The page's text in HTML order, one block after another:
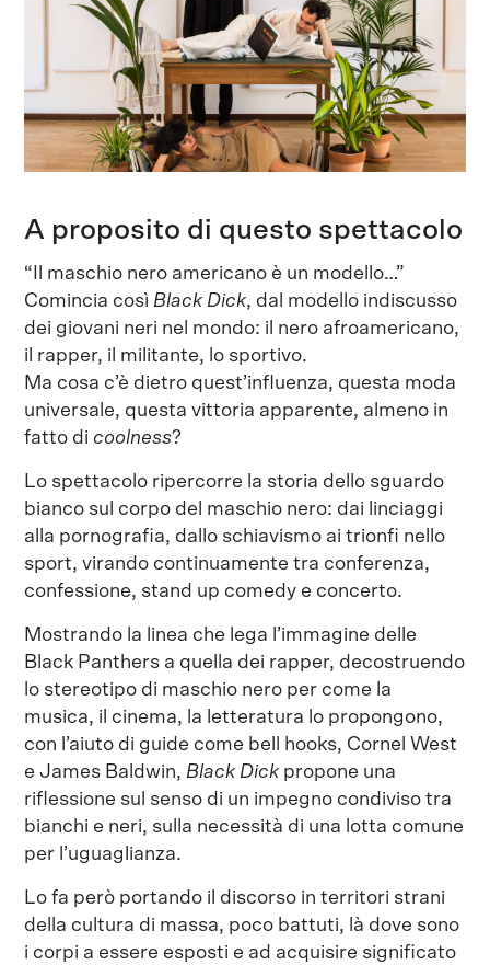
A proposito di questo spettacolo
“Il maschio nero americano è un modello…”
Comincia così Black Dick, dal modello indiscusso
dei giovani neri nel mondo: il nero afroamericano,
il rapper, il militante, lo sportivo.
Ma cosa c’è dietro quest’influenza, questa moda
universale, questa vittoria apparente, almeno in
fatto dicoolness?
Lo spettacolo ripercorre la storia dello sguardo
bianco sul corpo del maschio nero: dai linciaggi
alla pornografia, dallo schiavismo ai trionfi nello
sport, virando continuamente tra conferenza,
confessione, stand up comedy e concerto.
Mostrando la linea che lega l’immagine delle
Black Panthers a quella dei rapper, decostruendo
lo stereotipo di maschio nero per come la
musica, il cinema, la letteratura lo propongono,
con l’aiuto di guide come bell hooks, Cornel West
e James Baldwin, Black Dickpropone una
riflessione sul senso di un impegno condiviso tra
bianchi e neri, sulla necessità di una lotta comune
per l’uguaglianza.
Lo fa però portando il discorso in territori strani
della cultura di massa, poco battuti, là dove sono
i corpi a essere esposti e ad acquisire significato